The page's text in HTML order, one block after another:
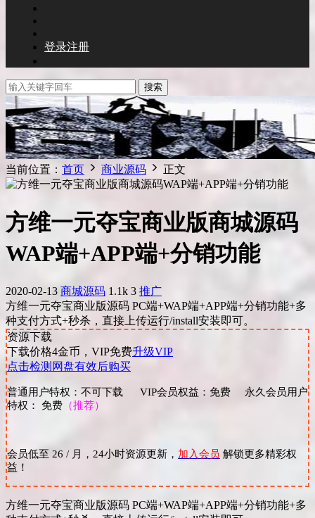
登录注册
搜索
当前位置： 首页 商业源码 正文
方维一元夺宝商业版商城源码
WAP端+APP端+分销功能
2020-02-13 商城源码 1.1k 3 推广
方维一元夺宝商业版源码 PC端+WAP端+APP端+分销功能+多
种支付方式+秒杀，直接上传运行/install安装即可。
资源下载
下载价格4金币，VIP免费升级VIP
点击检测网盘有效后购买
普通用户特权：不可下载 VIP会员权益：免费 永久会员用户
特权： 免费 （推荐）
会员低至 26 / 月，24小时资源更新， 加入会员 解锁更多精彩权
益！
方维一元夺宝商业版源码 PC端+WAP端+APP端+分销功能+多